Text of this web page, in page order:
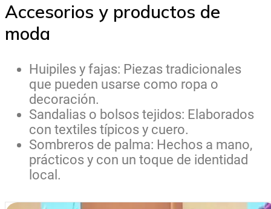
Accesorios y productos de
moda
Huipiles y fajas: Piezas tradicionales
que pueden usarse como ropa o
decoración.
Sandalias o bolsos tejidos: Elaborados
con textiles típicos y cuero.
Sombreros de palma: Hechos a mano,
prácticos y con un toque de identidad
local.